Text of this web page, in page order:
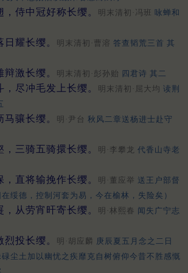
侍中冠好称长缨。 明末清初·冯班 咏蝉和
耀长缨。 明末清初·曹溶 答查韬荒三首 其
激长缨。 明末清初·彭孙贻 四君诗 其二
，尽冲毛发上长缨。 明末清初·屈大均 读荆
骧长缨。 明·尹台 秋风二章送杨进士赴守
三骑五骑擐长缨。 明·李攀龙 代香山寺老
直将输挽作长缨。 明·董应举 送王户部督
绥德，控制河套为易，今在榆林，失险矣）
从劳宵旰寄长缨。 明·林熙春 闻失广宁志
投长缨。 明·胡应麟 庚辰夏五月念之二日
尘土加以幽忧之疾靡克自树俯仰今昔不胜感慨